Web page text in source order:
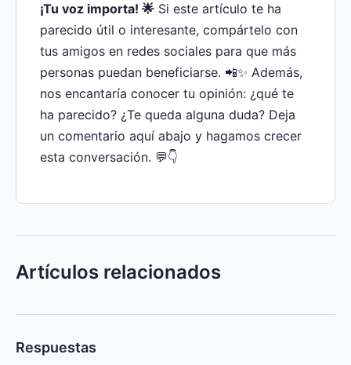
¡Tu voz importa! 🌟 Si este artículo te ha
parecido útil o interesante, compártelo con
tus amigos en redes sociales para que más
personas puedan beneficiarse. 📲✨ Además,
nos encantaría conocer tu opinión: ¿qué te
ha parecido? ¿Te queda alguna duda? Deja
un comentario aquí abajo y hagamos crecer
esta conversación. 💬👇
Artículos relacionados
Respuestas